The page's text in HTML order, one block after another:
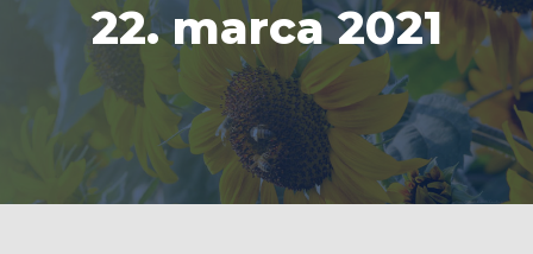
22. marca 2021